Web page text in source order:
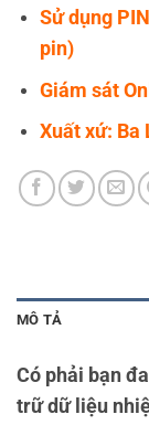
Sử dụng
pin)
Giám sát
Xuất xứ: Ba
MÔ TẢ
Có phải bạn
trữ dữ liệu